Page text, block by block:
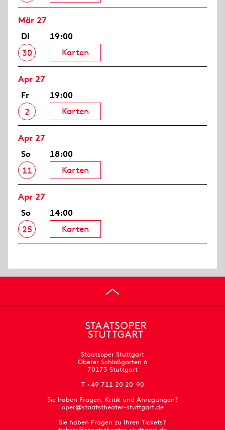
Mär 27
Di
30
19:00
Karten
Apr 27
Fr
2
19:00
Karten
Apr 27
So
11
18:00
Karten
Apr 27
So
25
14:00
Karten
Staatsoper Stuttgart
Oberer Schloßgarten 6
70173 Stuttgart
T +49 711 20 20-90
Sie haben Fragen, Kritik und Anregungen?
oper@staatstheater-stuttgart.de
Sie haben Fragen zu Ihren Tickets?